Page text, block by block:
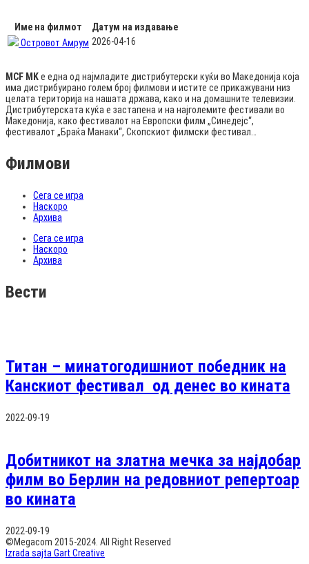
Име на филмот
Датум на издавање
Островот Амрум 2026-04-16
MCF MKе една од најмладите дистрибутерски куќи во Македонија која
има дистрибуирано голем број филмови и истите се прикажувани низ
целата територија на нашата држава, како и на домашните телевизии.
Дистрибутерската куќа е застапена и на најголемите фестивали во
Македонија, како фестивалот на Европски филм „Синедејс“,
фестивалот „Браќа Манаки“, Скопскиот филмски фестивал…
Филмови
Сега се игра
Наскоро
Архива
Сега се игра
Наскоро
Архива
Вести
Титан – минатогодишниот победник на
Канскиот фестивал од денес во кината
2022-09-19
Добитникот на златна мечка за најдобар
филм во Берлин на редовниот репертоар
во кината
2022-09-19
©Megacom 2015-2024. All Right Reserved
Izrada sajta Gart Creative